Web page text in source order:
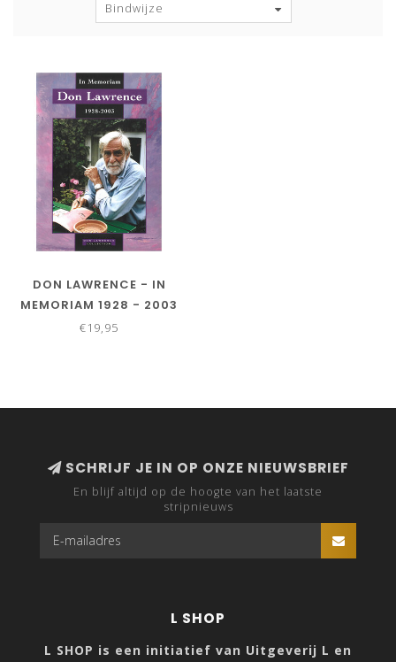
Bindwijze
DON LAWRENCE - IN
MEMORIAM 1928 - 2003
€19,95
SCHRIJF JE IN OP ONZE NIEUWSBRIEF
En blijf altijd op de hoogte van het laatste
stripnieuws
L SHOP
L SHOP is een initiatief van Uitgeverij L en